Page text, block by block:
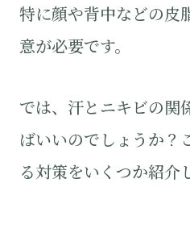
特に顔や背中などの皮
意が必要です。
では、汗とニキビの関
ばいいのでしょうか？
る対策をいくつか紹介